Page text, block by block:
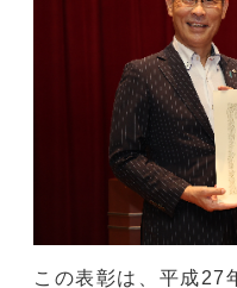
この表彰は、平成27